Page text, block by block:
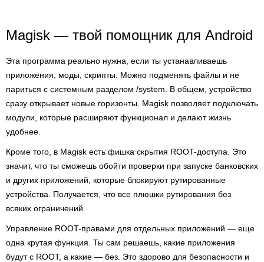
Magisk — твой помощник для Android
Эта программа реально нужна, если ты устанавливаешь
приложения, моды, скрипты. Можно подменять файлы и не
париться с системным разделом /system. В общем, устройство
сразу открывает новые горизонты. Magisk позволяет подключать
модули, которые расширяют функционал и делают жизнь
удобнее.
Кроме того, в Magisk есть фишка скрытия ROOT-доступа. Это
значит, что ты сможешь обойти проверки при запуске банковских
и других приложений, которые блокируют рутированные
устройства. Получается, что все плюшки рутирования без
всяких ограничений.
Управление ROOT-правами для отдельных приложений — еще
одна крутая функция. Ты сам решаешь, какие приложения
будут с ROOT, а какие — без. Это здорово для безопасности и